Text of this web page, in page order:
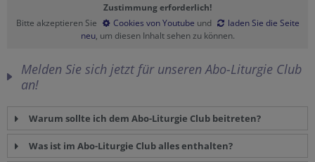
Zustimmung erforderlich!
Bitte akzeptieren Sie
Cookies von Youtube und
laden Sie die Seite
neu, um diesen Inhalt sehen zu können.
Melden Sie sich jetzt für unseren Abo-Liturgie Club
an!
Warum sollte ich dem Abo-Liturgie Club beitreten?
Was ist im Abo-Liturgie Club alles enthalten?